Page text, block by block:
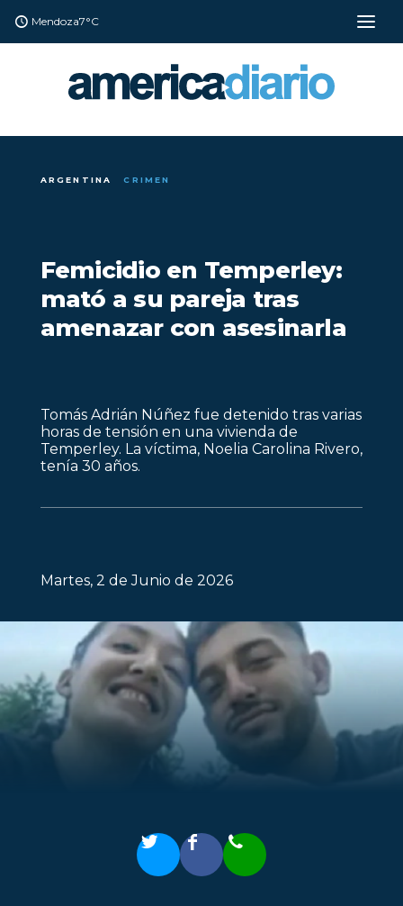
Mendoza7°C
ARGENTINA CRIMEN
Femicidio en Temperley:
mató a su pareja tras
amenazar con asesinarla
Tomás Adrián Núñez fue detenido tras varias
horas de tensión en una vivienda de
Temperley. La víctima, Noelia Carolina Rivero,
tenía 30 años.
Martes, 2 de Junio de 2026